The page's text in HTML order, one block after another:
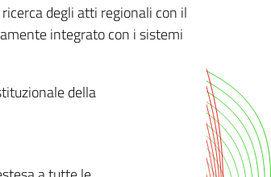
degli atti regionali con il
integrato con i sistemi
della